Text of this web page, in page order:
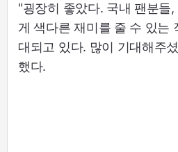
"굉장히 좋았다. 국내 팬분들
게 색다른 재미를 줄 수 있는
대되고 있다. 많이 기대해주
했다.